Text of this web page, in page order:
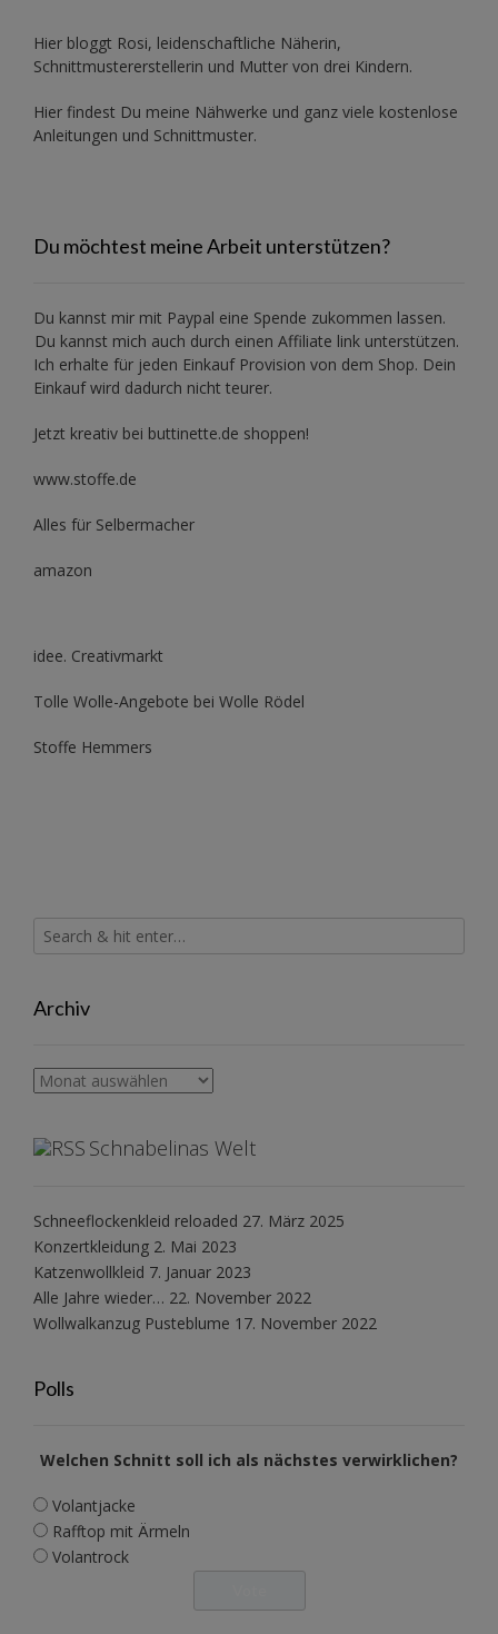
Hier bloggt Rosi, leidenschaftliche Näherin,
Schnittmustererstellerin und Mutter von drei Kindern.
Hier findest Du meine Nähwerke und ganz viele kostenlose
Anleitungen und Schnittmuster.
Du möchtest meine Arbeit unterstützen?
Du kannst mir mit Paypal eine Spende zukommen lassen.
Du kannst mich auch durch einen Affiliate link unterstützen.
Ich erhalte für jeden Einkauf Provision von dem Shop. Dein
Einkauf wird dadurch nicht teurer.
Jetzt kreativ bei buttinette.de shoppen!
www.stoffe.de
Alles für Selbermacher
amazon
idee. Creativmarkt
Tolle Wolle-Angebote bei Wolle Rödel
Stoffe Hemmers
Archiv
Archiv
Schnabelinas Welt
Schneeflockenkleid reloaded 27. März 2025
Konzertkleidung 2. Mai 2023
Katzenwollkleid 7. Januar 2023
Alle Jahre wieder… 22. November 2022
Wollwalkanzug Pusteblume 17. November 2022
Polls
Welchen Schnitt soll ich als nächstes verwirklichen?
Volantjacke
Rafftop mit Ärmeln
Volantrock